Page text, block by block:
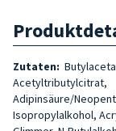
Zutaten:
Acetyltributylcitrat,
Adipinsäure/
Isopropylalkohol,